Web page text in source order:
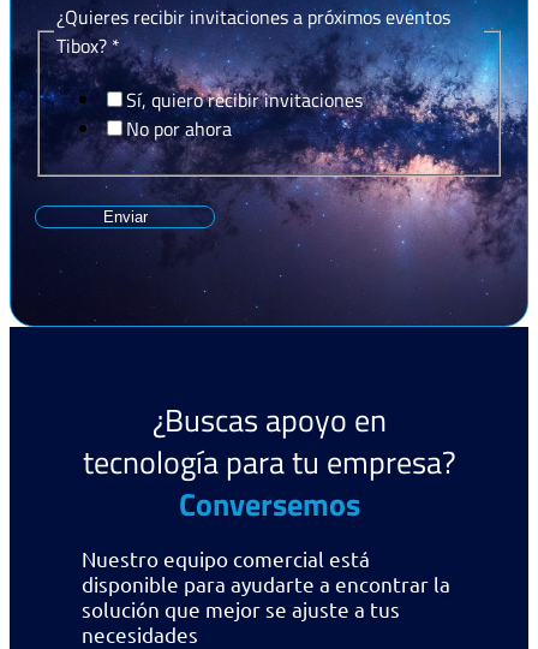
¿Quieres recibir invitaciones a próximos eventos
Tibox?*
Sí, quiero recibir invitaciones
No por ahora
Enviar
¿Buscas apoyo en
tecnología para tu empresa?
Conversemos
Nuestro equipo comercial está
disponible para ayudarte a encontrar la
solución que mejor se ajuste a tus
necesidades